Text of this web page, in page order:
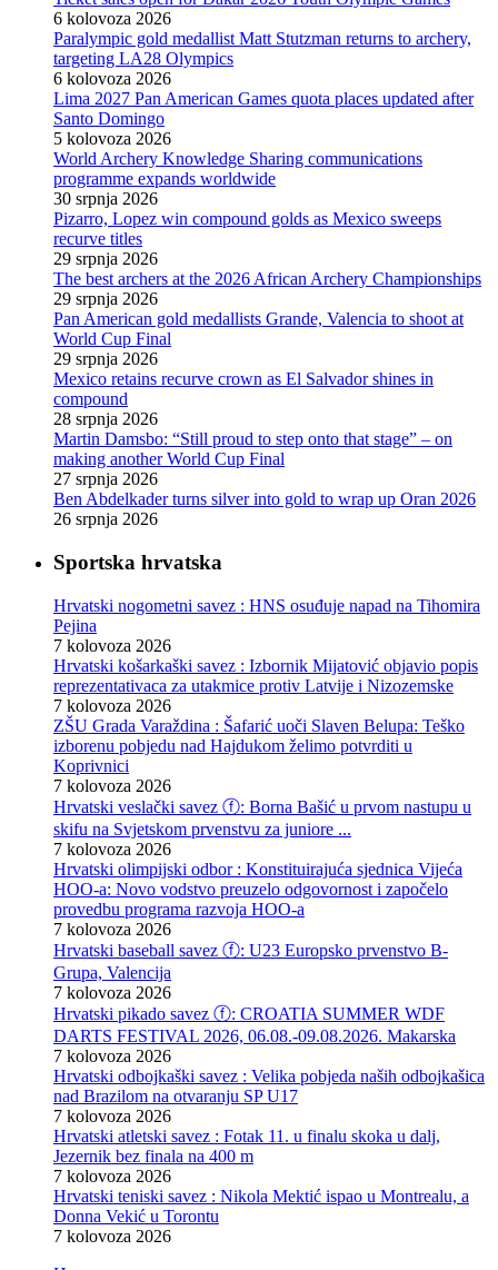
6 kolovoza 2026
Paralympic gold medallist Matt Stutzman returns to archery,
targeting LA28 Olympics
6 kolovoza 2026
Lima 2027 Pan American Games quota places updated after
Santo Domingo
5 kolovoza 2026
World Archery Knowledge Sharing communications
programme expands worldwide
30 srpnja 2026
Pizarro, Lopez win compound golds as Mexico sweeps
recurve titles
29 srpnja 2026
The best archers at the 2026 African Archery Championships
29 srpnja 2026
Pan American gold medallists Grande, Valencia to shoot at
World Cup Final
29 srpnja 2026
Mexico retains recurve crown as El Salvador shines in
compound
28 srpnja 2026
Martin Damsbo: “Still proud to step onto that stage” – on
making another World Cup Final
27 srpnja 2026
Ben Abdelkader turns silver into gold to wrap up Oran 2026
26 srpnja 2026
Sportska hrvatska
Hrvatski nogometni savez : HNS osuđuje napad na Tihomira
Pejina
7 kolovoza 2026
Hrvatski košarkaški savez : Izbornik Mijatović objavio popis
reprezentativaca za utakmice protiv Latvije i Nizozemske
7 kolovoza 2026
ZŠU Grada Varaždina : Šafarić uoči Slaven Belupa: Teško
izborenu pobjedu nad Hajdukom želimo potvrditi u
Koprivnici
7 kolovoza 2026
Hrvatski veslački savez ⓕ: Borna Bašić u prvom nastupu u
skifu na Svjetskom prvenstvu za juniore ...
7 kolovoza 2026
Hrvatski olimpijski odbor : Konstituirajuća sjednica Vijeća
HOO-a: Novo vodstvo preuzelo odgovornost i započelo
provedbu programa razvoja HOO-a
7 kolovoza 2026
Hrvatski baseball savez ⓕ: U23 Europsko prvenstvo B-
Grupa, Valencija
7 kolovoza 2026
Hrvatski pikado savez ⓕ: CROATIA SUMMER WDF
DARTS FESTIVAL 2026, 06.08.-09.08.2026. Makarska
7 kolovoza 2026
Hrvatski odbojkaški savez : Velika pobjeda naših odbojkašica
nad Brazilom na otvaranju SP U17
7 kolovoza 2026
Hrvatski atletski savez : Fotak 11. u finalu skoka u dalj,
Jezernik bez finala na 400 m
7 kolovoza 2026
Hrvatski teniski savez : Nikola Mektić ispao u Montrealu, a
Donna Vekić u Torontu
7 kolovoza 2026